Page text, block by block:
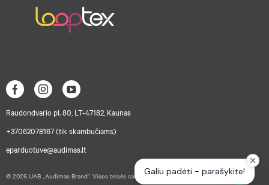
Raudondvario pl. 80, LT-47182, Kaunas
+37062078167 (tik skambučiams)
eparduotuve@audimas.lt
© 2026 UAB „Audimas Brand“. Visos teisės saugomos.